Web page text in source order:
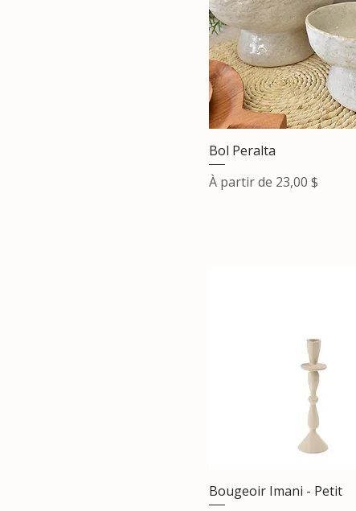
Bol Peralta
À partir de 23,00 $
Prix promotionnel
Bougeoir Imani - Petit